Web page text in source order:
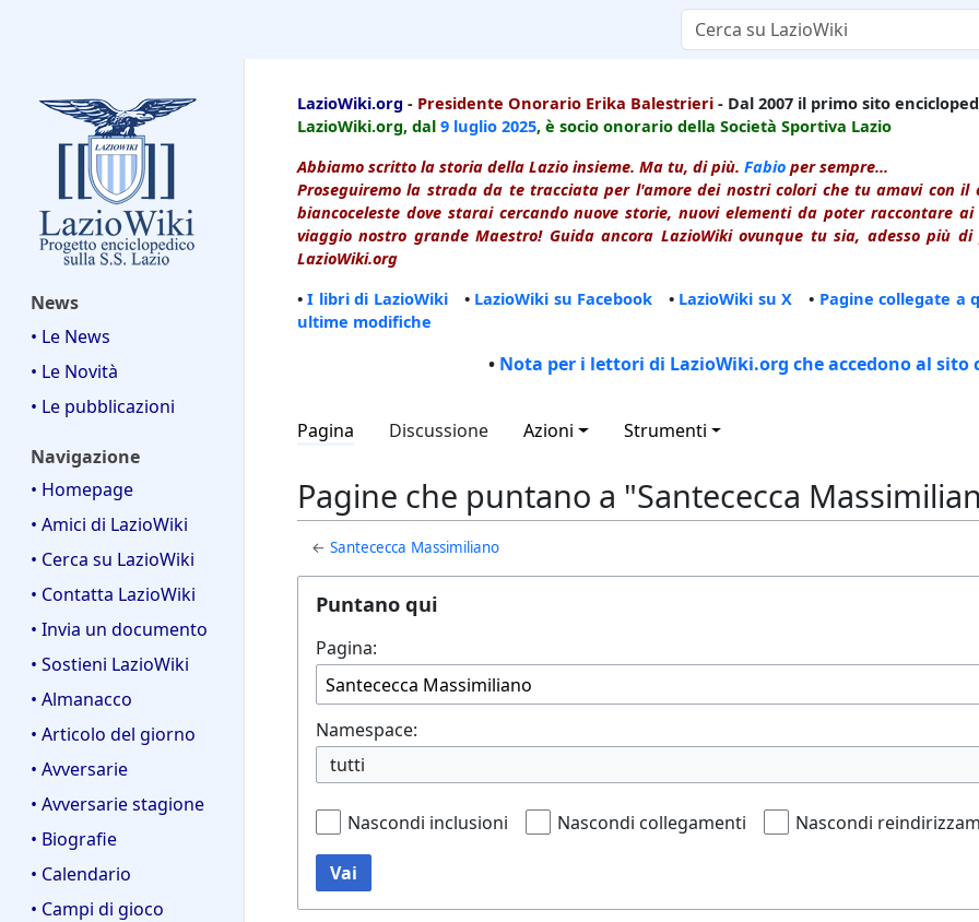
News
• Le News
• Le Novità
• Le pubblicazioni
Navigazione
• Homepage
• Amici di LazioWiki
• Cerca su LazioWiki
• Contatta LazioWiki
• Invia un documento
• Sostieni LazioWiki
• Almanacco
• Articolo del giorno
• Avversarie
• Avversarie stagione
• Biografie
• Calendario
• Campi di gioco
LazioWiki.org - Presidente Onorario Erika Balestrieri - Dal 2007 il primo sito
LazioWiki.org, dal 9 luglio 2025, è socio onorario della Società Sportiva Lazio
Abbiamo scritto la storia della Lazio insieme. Ma tu, di più. Fabio per sempre...
Proseguiremo la strada da te tracciata per l'amore dei nostri colori che tu amavi con
biancoceleste dove starai cercando nuove storie, nuovi elementi da poter raccontare
viaggio nostro grande Maestro! Guida ancora LazioWiki ovunque tu sia, adesso più
LazioWiki.org
•I libri di LazioWiki• LazioWiki su Facebook • LazioWiki su X • Pagine collegate a
ultime modifiche
• Nota per i lettori di LazioWiki.org che accedono al sito
Pagina Discussione Azioni Strumenti
Pagine che puntano a "Santececca
←Santececca Massimiliano
Puntano qui
Pagina:
Namespace:
tutti
Nascondi inclusioni Nascondi collegamenti Nascondi
Vai